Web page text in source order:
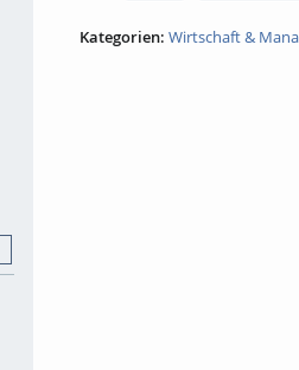
Kategorien: Wirtschaft &